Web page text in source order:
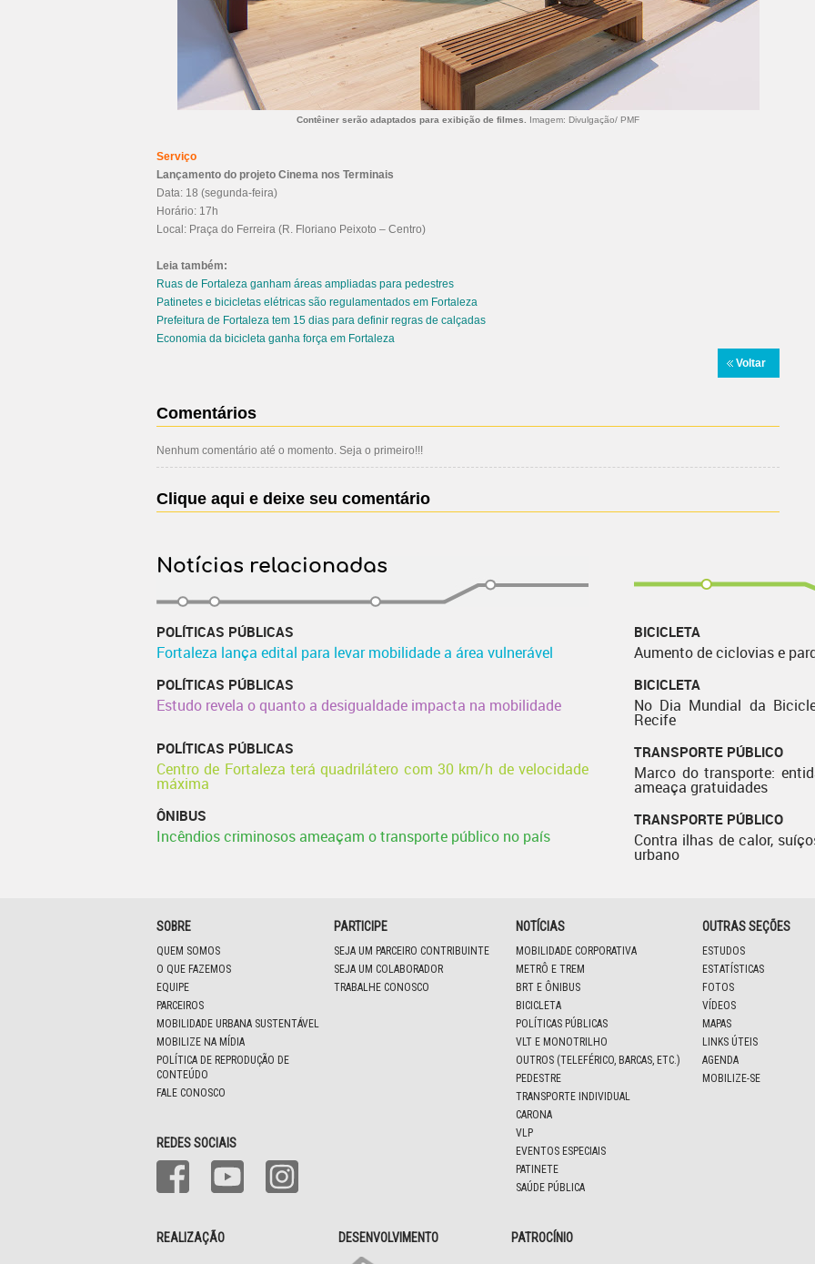
Contêiner serão adaptados para exibição de filmes. Imagem: Divulgação/ PMF
Serviço
Lançamento do projeto Cinema nos Terminais
Data: 18 (segunda-feira)
Horário: 17h
Local: Praça do Ferreira (R. Floriano Peixoto – Centro)
Leia também:
Ruas de Fortaleza ganham áreas ampliadas para pedestres
Patinetes e bicicletas elétricas são regulamentados em Fortaleza
Prefeitura de Fortaleza tem 15 dias para definir regras de calçadas
Economia da bicicleta ganha força em Fortaleza
Voltar
Comentários
Nenhum comentário até o momento. Seja o primeiro!!!
Clique aqui e deixe seu comentário
Notícias relacionadas
POLÍTICAS PÚBLICAS
Fortaleza lança edital para levar mobilidade a área vulnerável
POLÍTICAS PÚBLICAS
Estudo revela o quanto a desigualdade impacta na mobilidade
POLÍTICAS PÚBLICAS
Centro de Fortaleza terá quadrilátero com 30 km/h de velocidade
máxima
ÔNIBUS
Incêndios criminosos ameaçam o transporte público no país
BICICLETA
Aumento de ciclovias e
BICICLETA
No Dia Mundial da
Recife
TRANSPORTE PÚBLICO
Marco do transporte:
ameaça gratuidades
TRANSPORTE PÚBLICO
Contra ilhas de calor,
urbano
SOBRE
QUEM SOMOS
O QUE FAZEMOS
EQUIPE
PARCEIROS
MOBILIDADE URBANA SUSTENTÁVEL
MOBILIZE NA MÍDIA
POLÍTICA DE REPRODUÇÃO DE
CONTEÚDO
FALE CONOSCO
PARTICIPE
SEJA UM PARCEIRO CONTRIBUINTE
SEJA UM COLABORADOR
TRABALHE CONOSCO
REDES SOCIAIS
NOTÍCIAS
MOBILIDADE CORPORATIVA
METRÔ E TREM
BRT E ÔNIBUS
BICICLETA
POLÍTICAS PÚBLICAS
VLT E MONOTRILHO
OUTROS (TELEFÉRICO, BARCAS, ETC.)
PEDESTRE
TRANSPORTE INDIVIDUAL
CARONA
VLP
EVENTOS ESPECIAIS
PATINETE
SAÚDE PÚBLICA
OUTRAS SEÇÕES
ESTUDOS
ESTATÍSTICAS
FOTOS
VÍDEOS
MAPAS
LINKS ÚTEIS
AGENDA
MOBILIZE-SE
REALIZAÇÃO DESENVOLVIMENTO PATROCÍNIO